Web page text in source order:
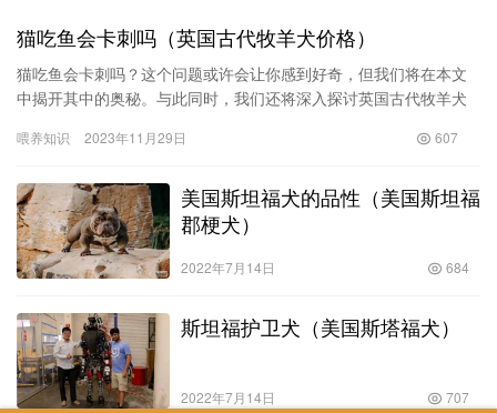
猫吃鱼会卡刺吗（英国古代牧羊犬价格）
猫吃鱼会卡刺吗？这个问题或许会让你感到好奇，但我们将在本文
中揭开其中的奥秘。与此同时，我们还将深入探讨英国古代牧羊犬
吗？ …
喂养知识 2023年11月29日 607
美国斯坦福犬的品性（美国斯坦福
郡梗犬）
2022年7月14日 684
斯坦福护卫犬（美国斯塔福犬）
2022年7月14日 707